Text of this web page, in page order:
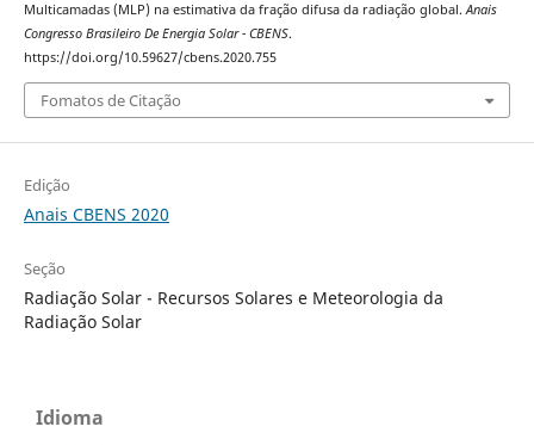
Multicamadas (MLP) na estimativa da fração difusa da radiação global.Anais
Congresso Brasileiro De Energia Solar - CBENS.
https://doi.org/10.59627/cbens.2020.755
Fomatos de Citação
Edição
Anais CBENS 2020
Seção
Radiação Solar - Recursos Solares e Meteorologia da
Radiação Solar
Idioma